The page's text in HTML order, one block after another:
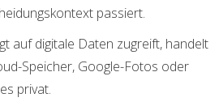
passiert.
auf digitale Daten zugreift, handelt
Speicher, Google-Fotos oder
privat.